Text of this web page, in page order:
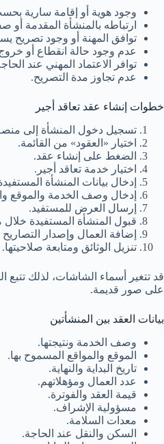
وجود هوية أو إقامة سارية
ارتباطه بالمنشأة المقدمة أو
توافق المهنة أو وجود تصريح
عدم وجود حالة انقطاع أو
توافر الاعتماد المهني عند
عدم تجاوز مدة التصريح.
خطوات إنشاء عقد تعاقد أجير
تسجيل دخول المنشأة إلى
اختيار «العقود» من القائمة.
الضغط على إنشاء عقد.
اختيار خدمة تعاقد أجير.
إدخال بيانات المنشأة
إدخال وصف الخدمة والموقع
إرسال العرض للمستفيد.
قبول المنشأة المستفيدة خلال
إضافة العمال وإصدار
تنزيل الوثائق ومتابعة صلاحيتها.
قد تتغير أسماء الشاشات، لذلك تتبع
على صور قديمة.
بيانات العقد بين المنشأتين
وصف الخدمة ونتيجتها.
الموقع والمواقع المسموح بها.
تاريخ البداية والنهاية.
عدد العمال ومؤهلاتهم.
قيمة العقد والفوترة.
مسؤولية الإشراف.
معدات السلامة.
السكن والنقل عند الحاجة.